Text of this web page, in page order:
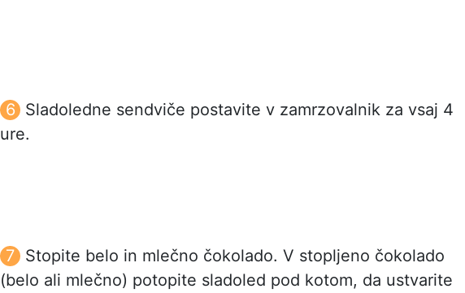
Sladoledne sendviče postavite v zamrzovalnik za vsaj 4
ure.
Stopite belo in mlečno čokolado. V stopljeno čokolado
(belo ali mlečno) potopite sladoled pod kotom, da ustvarite